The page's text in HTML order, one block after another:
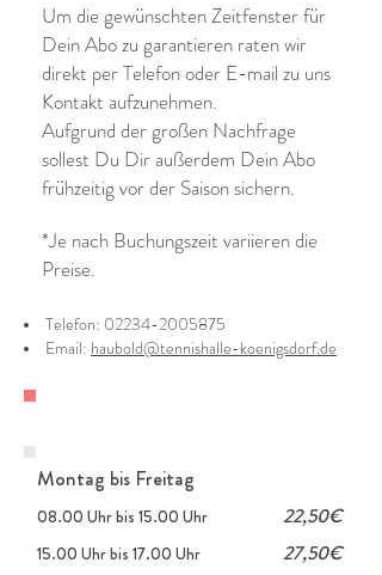
Um die gewünschten Zeitfenster für
Dein Abo zu garantieren raten wir
direkt per Telefon oder E-mail zu uns
Kontakt aufzunehmen.
Aufgrund der großen Nachfrage
sollest Du Dir außerdem Dein Abo
frühzeitig vor der Saison sichern.
*Je nach Buchungszeit variieren die
Preise.
Telefon: 02234-2005875
Email: haubold@tennishalle-koenigsdorf.de
Montag bis Freitag
08.00 Uhr bis 15.00 Uhr
15.00 Uhr bis 17.00 Uhr
22,50€
27,50€